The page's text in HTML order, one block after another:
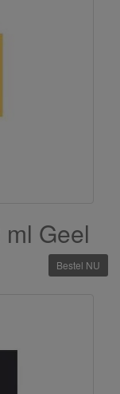
Geel
Bestel NU